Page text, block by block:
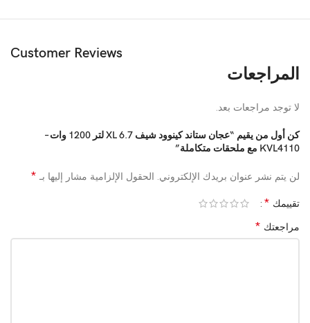
خلاط زجاجي عالي الجودة
لتلبية الاحتياجات اليومية
تصميم أنيق باللون الفضي
مثالي للأمهات، العرايس، وربات البيوت
سهل الاستخدام والتنظيف، وقفل أمان مدمج
المواصفة التفاصيل
النوع عجان ستاند
Customer Reviews
المراجعات
لا توجد مراجعات بعد.
كن أول من يقيم “عجان ستاند كينوود شيف XL 6.7 لتر 1200 وات –
KVL4110 مع ملحقات متكاملة”
لن يتم نشر عنوان بريدك الإلكتروني. الحقول الإلزامية مشار إليها بـ *
تقييمك *
مراجعتك *